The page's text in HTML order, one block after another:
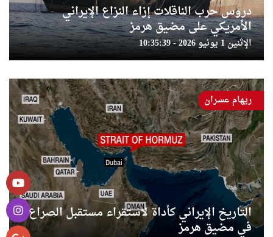
دروس حرب الناقلات إزاء النزاع الإيراني
الأمريكي على مضيق هرمز
الإثنين 1 يونيو 2026 - 10:35:39
التاريخ الإيراني كأداة لاستقراء مستقبل الصراع
في مضيق هرمز
ريهام عسران